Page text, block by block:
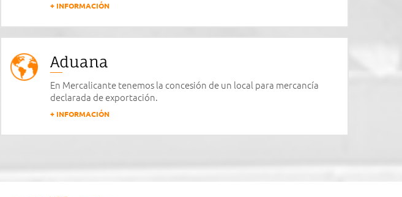
+ INFORMACIÓN
Aduana
En Mercalicante tenemos la concesión de un local para mercancía
declarada de exportación.
+ INFORMACIÓN